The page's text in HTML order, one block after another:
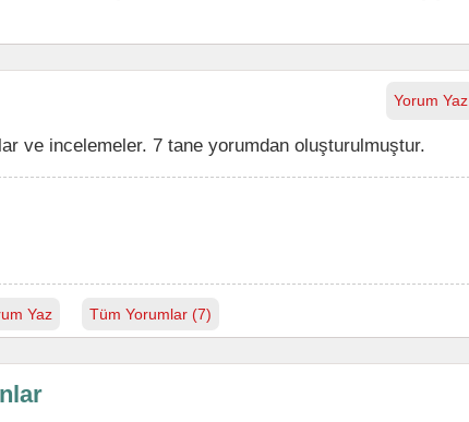
Yorum Yaz
ve incelemeler. 7 tane yorumdan oluşturulmuştur.
Yaz Tüm Yorumlar (7)